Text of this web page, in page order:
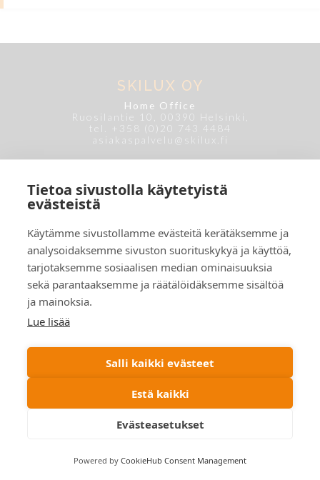
Tietoa sivustolla käytetyistä
evästeistä
Käytämme sivustollamme evästeitä kerätäksemme ja
analysoidaksemme sivuston suorituskykyä ja käyttöä,
tarjotaksemme sosiaalisen median ominaisuuksia
sekä parantaaksemme ja räätälöidäksemme sisältöä
ja mainoksia.
Lue lisää
Salli kaikki evästeet
Estä kaikki
Evästeasetukset
Powered by CookieHub Consent Management
Language
SKILUX OY
Home Office
Ruosilantie 10, 00390 Helsinki,
tel. +358 (0)20 743 4484
asiakaspalvelu@skilux.fi
© 2019 Skilux Oy. All rights reserved